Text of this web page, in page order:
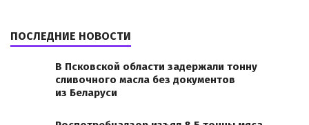
ПОСЛЕДНИЕ НОВОСТИ
В Псковской области задержали тонну
сливочного масла без документов
из Беларуси